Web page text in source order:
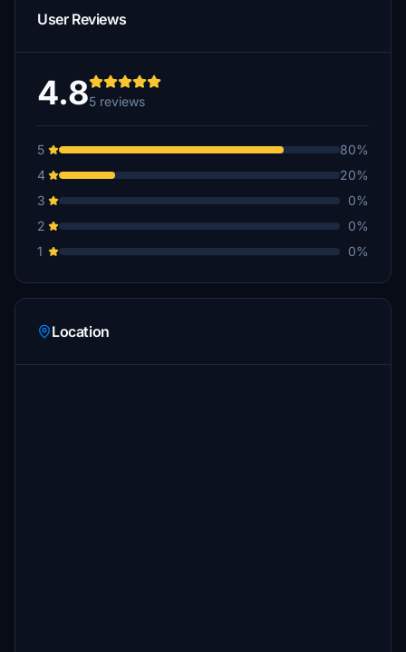
User Reviews
4.85 reviews
5
80%
4
20%
3
0%
2
0%
1
0%
Location